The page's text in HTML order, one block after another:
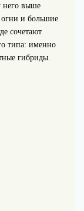
него выше
огни и большие
сочетают
типа: именно
гибриды.